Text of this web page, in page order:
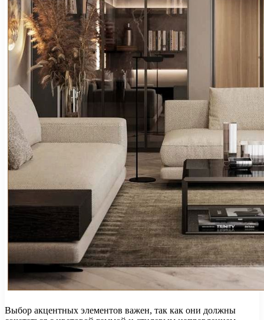
Выбор акцентных элементов важен, так как они должны